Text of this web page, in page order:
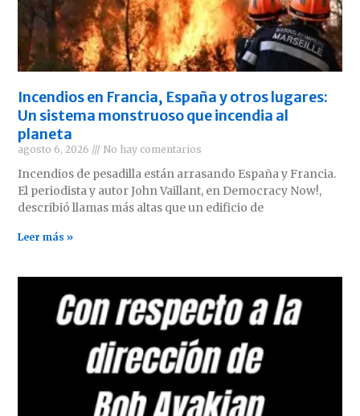
Incendios en Francia, España y otros lugares:
Un sistema monstruoso que incendia al
planeta
agosto 6, 2026 No hay comentarios
Incendios de pesadilla están arrasando España y Francia.
El periodista y autor John Vaillant, en Democracy Now!,
describió llamas más altas que un edificio de
Leer más »